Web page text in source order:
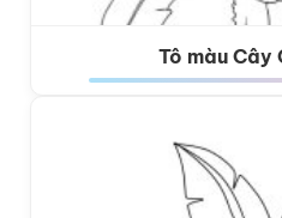
Tô màu Cây